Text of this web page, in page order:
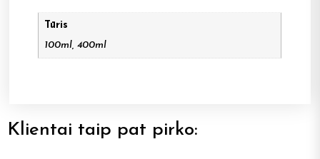
Tūris
100ml, 400ml
Klientai taip pat pirko: